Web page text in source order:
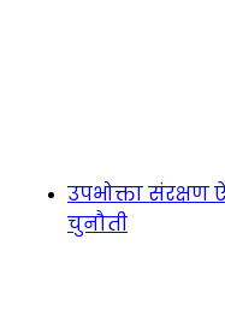
उपभोक्ता संरक्षण
चुनौती